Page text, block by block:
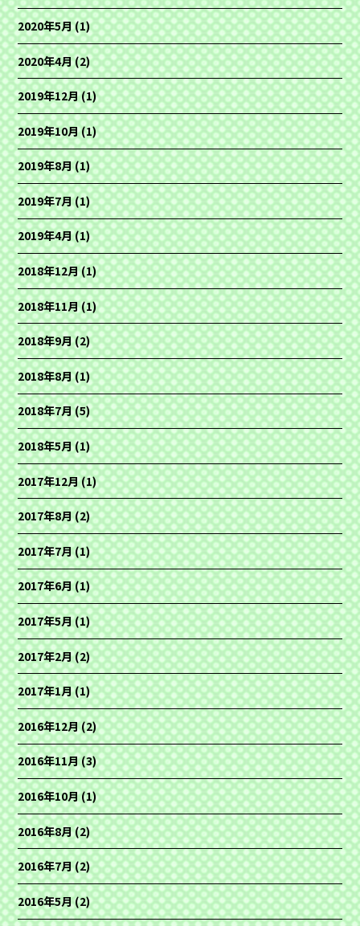
2020年5月(1)
2020年4月(2)
2019年12月(1)
2019年10月(1)
2019年8月(1)
2019年7月(1)
2019年4月(1)
2018年12月(1)
2018年11月(1)
2018年9月(2)
2018年8月(1)
2018年7月(5)
2018年5月(1)
2017年12月(1)
2017年8月(2)
2017年7月(1)
2017年6月(1)
2017年5月(1)
2017年2月(2)
2017年1月(1)
2016年12月(2)
2016年11月(3)
2016年10月(1)
2016年8月(2)
2016年7月(2)
2016年5月(2)